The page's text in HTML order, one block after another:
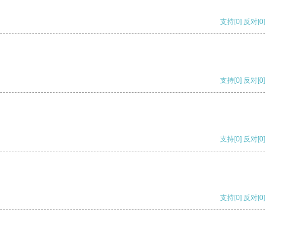
支持[0] 反对[0]
支持[0] 反对[0]
支持[0] 反对[0]
支持[0] 反对[0]